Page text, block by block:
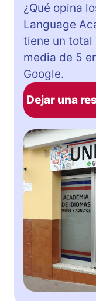
¿Qué opina
Language
tiene un total
media de 5
Google.
Dejar una